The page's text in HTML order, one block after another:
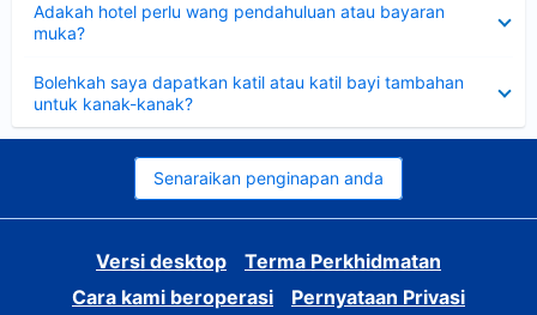
Adakah hotel perlu wang pendahuluan atau bayaran
muka?
Bolehkah saya dapatkan katil atau katil bayi tambahan
untuk kanak-kanak?
Senaraikan penginapan anda
Versi desktop
Terma Perkhidmatan
Cara kami beroperasi
Pernyataan Privasi